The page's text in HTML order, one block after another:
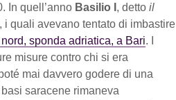
In quell’anno Basilio I , detto il
i quali avevano tentato di imbastire
sponda adriatica, a Bari. I
misure contro chi si era
mai davvero godere di una
saracene rimaneva